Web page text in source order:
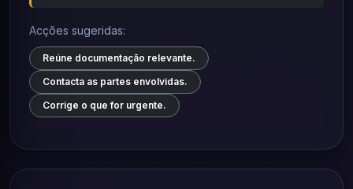
Acções sugeridas:
Reúne documentação relevante.
Contacta as partes envolvidas.
Corrige o que for urgente.